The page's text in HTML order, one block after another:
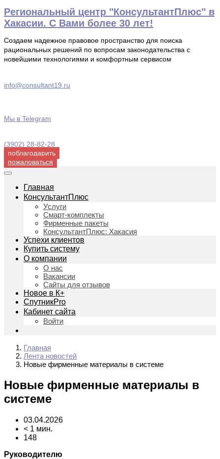
Перейти
к
содержимому
Региональный центр "КонсультантПлюс" в
Хакасии. С Вами более 30 лет!
Создаем надежное правовое пространство для поиска
рациональных решений по вопросам законодательства с
новейшими технологиями и комфортным сервисом
info@consultant19.ru
Мы в Telegram
(3902) 28-82-28
поблагодарить
пожаловаться
Главная
КонсультантПлюс
Услуги
Смарт-комплекты
Фирменные пакеты
КонсультантПлюс: Хакасия
Успехи клиентов
Купить систему
О компании
О нас
Вакансии
Сайты для отзывов
Новое в К+
СпутникPro
Кабинет сайта
Войти
Главная
Лента новостей
Новые фирменные материалы в системе
Новые фирменные материалы в
системе
03.04.2026
< 1 мин.
148
Руководителю